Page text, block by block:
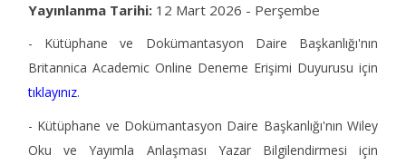
Yayınlanma Tarihi: 12 Mart 2026 - Perşembe
- Kütüphane ve Dokümantasyon Daire Başkanlığı'nın
Britannica Academic Online Deneme Erişimi Duyurusu için
tıklayınız.
- Kütüphane ve Dokümantasyon Daire Başkanlığı'nın Wiley
Oku ve Yayımla Anlaşması Yazar Bilgilendirmesi için